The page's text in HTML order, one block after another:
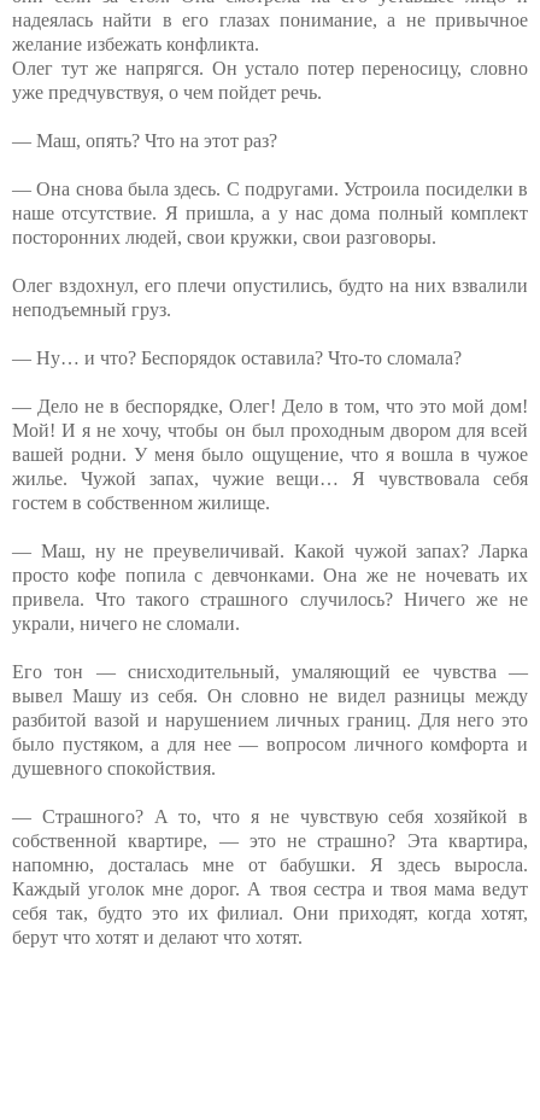
надеялась найти в его глазах понимание, а не привычное
желание избежать конфликта.
Олег тут же напрягся. Он устало потер переносицу, словно
уже предчувствуя, о чем пойдет речь.
— Маш, опять? Что на этот раз?
— Она снова была здесь. С подругами. Устроила посиделки в
наше отсутствие. Я пришла, а у нас дома полный комплект
посторонних людей, свои кружки, свои разговоры.
Олег вздохнул, его плечи опустились, будто на них взвалили
неподъемный груз.
— Ну… и что? Беспорядок оставила? Что-то сломала?
— Дело не в беспорядке, Олег! Дело в том, что это мой дом!
Мой! И я не хочу, чтобы он был проходным двором для всей
вашей родни. У меня было ощущение, что я вошла в чужое
жилье. Чужой запах, чужие вещи… Я чувствовала себя
гостем в собственном жилище.
— Маш, ну не преувеличивай. Какой чужой запах? Ларка
просто кофе попила с девчонками. Она же не ночевать их
привела. Что такого страшного случилось? Ничего же не
украли, ничего не сломали.
Его тон — снисходительный, умаляющий ее чувства —
вывел Машу из себя. Он словно не видел разницы между
разбитой вазой и нарушением личных границ. Для него это
было пустяком, а для нее — вопросом личного комфорта и
душевного спокойствия.
— Страшного? А то, что я не чувствую себя хозяйкой в
собственной квартире, — это не страшно? Эта квартира,
напомню, досталась мне от бабушки. Я здесь выросла.
Каждый уголок мне дорог. А твоя сестра и твоя мама ведут
себя так, будто это их филиал. Они приходят, когда хотят,
берут что хотят и делают что хотят.